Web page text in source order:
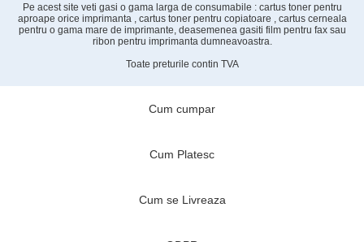
Pe acest site veti gasi o gama larga de consumabile : cartus toner pentru
aproape orice imprimanta , cartus toner pentru copiatoare , cartus cerneala
pentru o gama mare de imprimante, deasemenea gasiti film pentru fax sau
ribon pentru imprimanta dumneavoastra.
Toate preturile contin TVA
Cum cumpar
Cum Platesc
Cum se Livreaza